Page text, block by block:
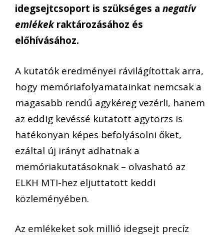
idegsejtcsoport is szükséges a negatív
emlékekraktározásához és
előhívásához.
A kutatók eredményei rávilágítottak arra,
hogy memóriafolyamatainkat nemcsak a
magasabb rendű agykéreg vezérli, hanem
az eddig kevéssé kutatott agytörzs is
hatékonyan képes befolyásolni őket,
ezáltal új irányt adhatnak a
memóriakutatásoknak – olvasható az
ELKH MTI-hez eljuttatott keddi
közleményében.
Az emlékeket sok millió idegsejt precíz